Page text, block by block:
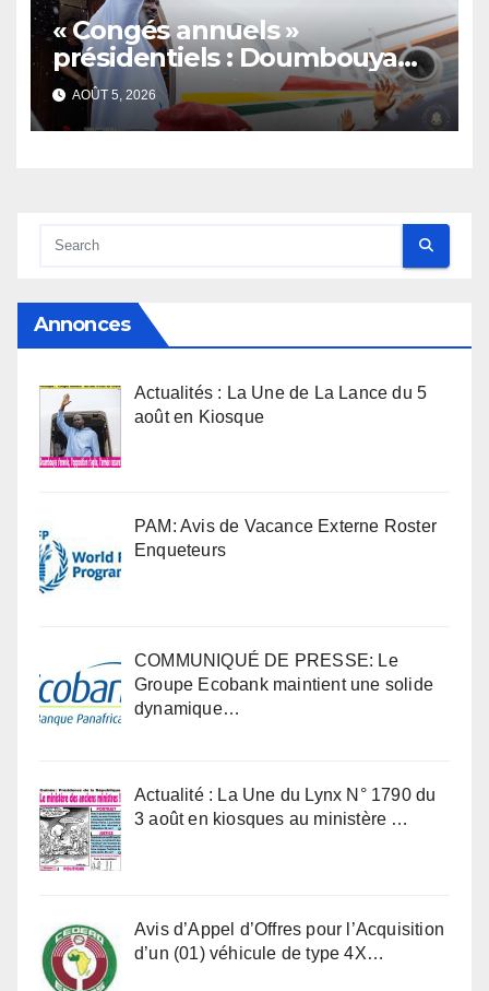
« Congés annuels »
présidentiels : Doumbouya
s’envole, l’opposition s’agite,
l’armée rassure
AOÛT 5, 2026
Annonces
Actualités : La Une de La Lance du 5
août en Kiosque
PAM: Avis de Vacance Externe Roster
Enqueteurs
COMMUNIQUÉ DE PRESSE: Le
Groupe Ecobank maintient une solide
dynamique…
Actualité : La Une du Lynx N° 1790 du
3 août en kiosques au ministère …
Avis d’Appel d’Offres pour l’Acquisition
d’un (01) véhicule de type 4X…